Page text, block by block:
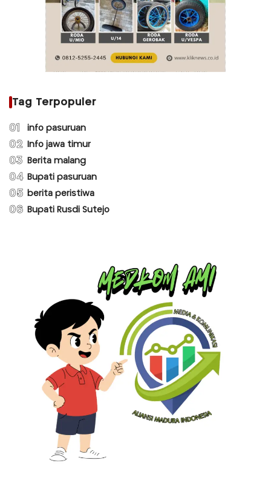
Tag Terpopuler
01 info pasuruan
02 Info jawa timur
03 Berita malang
04 Bupati pasuruan
05 berita peristiwa
06 Bupati Rusdi Sutejo